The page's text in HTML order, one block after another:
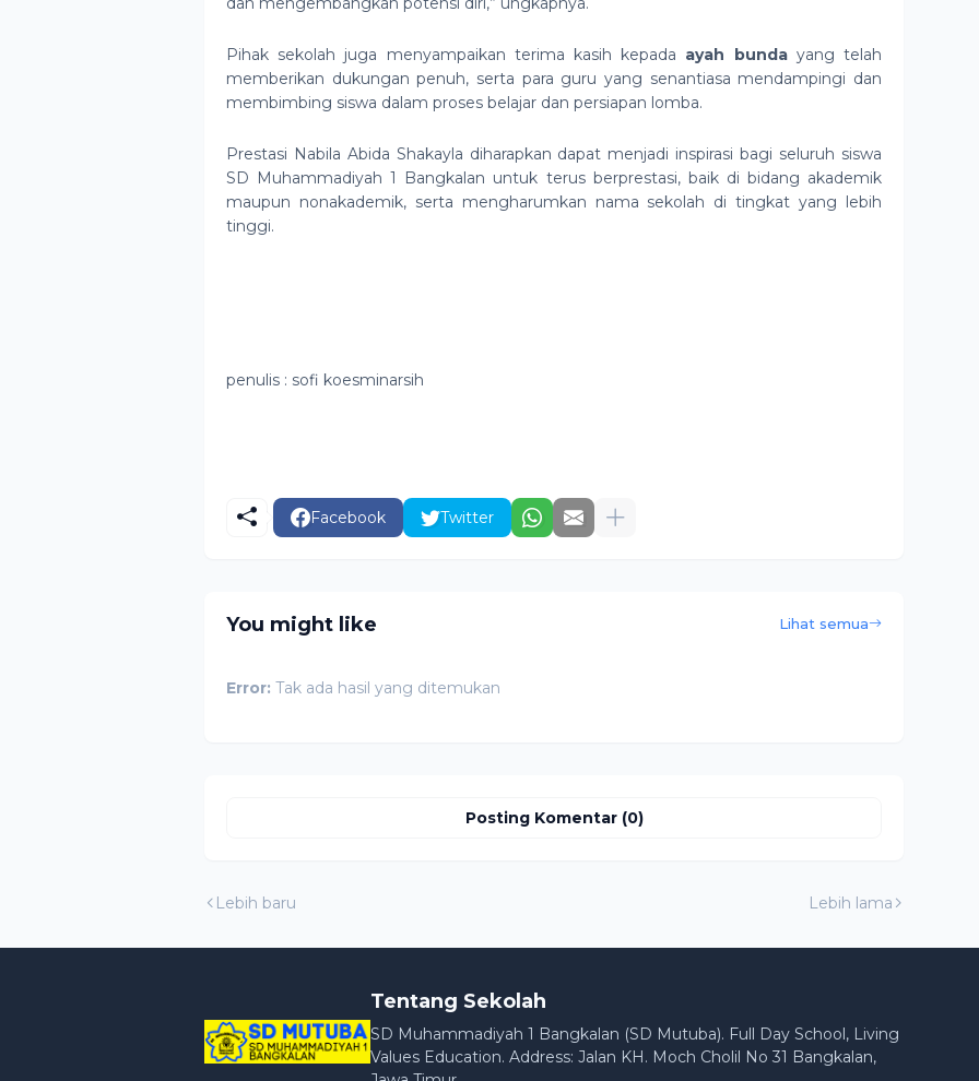
Pihak sekolah juga menyampaikan terima kasih kepada ayah bundayang telah
memberikan dukungan penuh, serta para guru yang senantiasa mendampingi dan
membimbing siswa dalam proses belajar dan persiapan lomba.
Prestasi Nabila Abida Shakayla diharapkan dapat menjadi inspirasi bagi seluruh siswa
SD Muhammadiyah 1 Bangkalan untuk terus berprestasi, baik di bidang akademik
maupun nonakademik, serta mengharumkan nama sekolah di tingkat yang lebih
tinggi.
penulis : sofi koesminarsih
Facebook Twitter
You might like Lihat semua
Error: Tak ada hasil yang ditemukan
Posting Komentar (0)
Lebih baru Lebih lama
Tentang Sekolah
SD Muhammadiyah 1 Bangkalan (SD Mutuba). Full Day School, Living
Values Education. Address: Jalan KH. Moch Cholil No 31 Bangkalan,